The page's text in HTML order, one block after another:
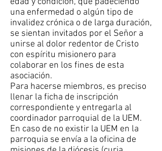
una enfermedad o algún tipo de
invalidez crónica o de larga duración,
se sientan invitados por el Señor a
unirse al dolor redentor de Cristo
con espíritu misionero para
colaborar en los fines de esta
asociación.
Para hacerse miembros, es preciso
llenar la ficha de inscripción
correspondiente y entregarla al
coordinador parroquial de la UEM.
En caso de no existir la UEM en la
parroquia se envía a la oficina de